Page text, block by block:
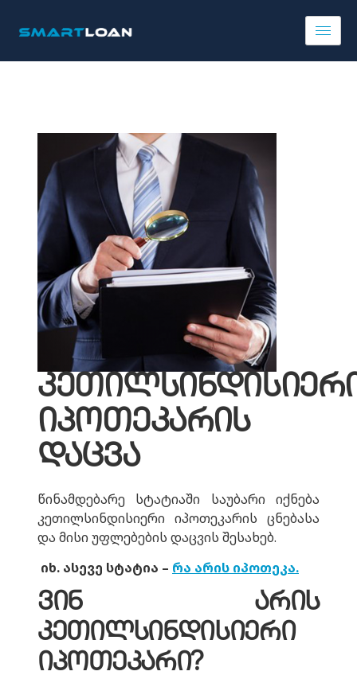
იპოთეკარის
დაცვა
წინამდებარე სტატიაში საუბარი იქნება
კეთილსინდისიერი იპოთეკარის ცნებასა
და მისი უფლებების დაცვის შესახებ.
იხ. ასევე სტატია – რა არის იპოთეკა.
ვინ არის
კეთილსინდისიერი
იპოთეკარი?